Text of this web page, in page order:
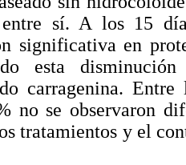
sí. A los 15
significativa en
esta
carragenina.
no se observaron
tratamientos y el